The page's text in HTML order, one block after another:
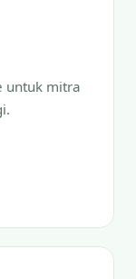
untuk mitra